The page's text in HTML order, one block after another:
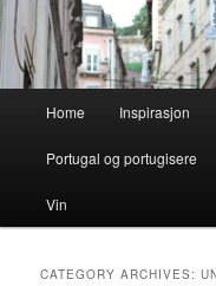
Home Inspirasjon
Portugal og portugisere
Vin
CATEGORY ARCHIVES: